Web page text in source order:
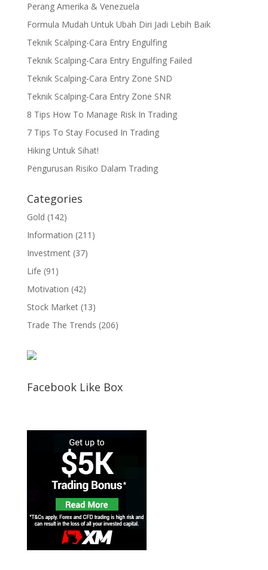
Perang Amerika & Venezuela
Formula Mudah Untuk Ubah Diri Jadi Lebih Baik
Teknik Scalping-Cara Entry Engulfing
Teknik Scalping-Cara Entry Engulfing Failed
Teknik Scalping-Cara Entry Zone SND
Teknik Scalping-Cara Entry Zone SNR
8 Tips How To Manage Risk In Trading
7 Tips To Stay Focused In Trading
Hiking Untuk Sihat!
Pengurusan Risiko Dalam Trading
Categories
Gold (142)
Information (211)
Investment(37)
Life (91)
Motivation (42)
Stock Market(13)
Trade The Trends (206)
Facebook Like Box